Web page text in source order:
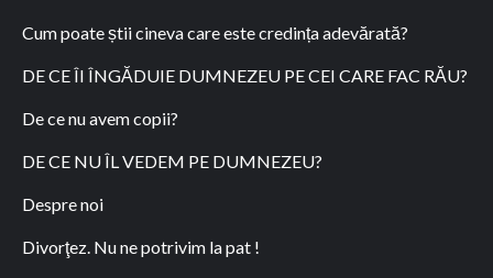
Cum poate știi cineva care este credința adevărată?
DE CE ÎI ÎNGĂDUIE DUMNEZEU PE CEI CARE FAC RĂU?
De ce nu avem copii?
DE CE NU ÎL VEDEM PE DUMNEZEU?
Despre noi
Divorţez. Nu ne potrivim la pat !